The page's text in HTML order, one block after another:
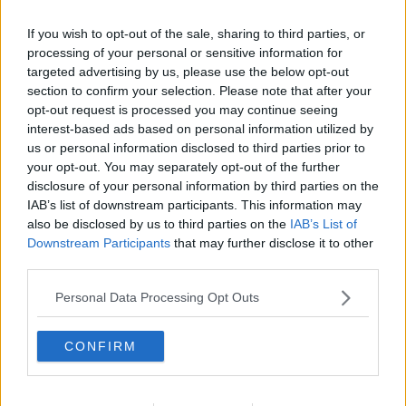
If you wish to opt-out of the sale, sharing to third parties, or
processing of your personal or sensitive information for
targeted advertising by us, please use the below opt-out
section to confirm your selection. Please note that after your
opt-out request is processed you may continue seeing
interest-based ads based on personal information utilized by
us or personal information disclosed to third parties prior to
your opt-out. You may separately opt-out of the further
disclosure of your personal information by third parties on the
IAB’s list of downstream participants. This information may
also be disclosed by us to third parties on the IAB’s List of
Downstream Participants that may further disclose it to other
Personal Data Processing Opt Outs
CONFIRM
che sento dentro, è più una malattia che non ci riesco, che non
capisco proprio… ma dimmi una bugia, che cosa conta se tu sei
solo mia, il resto è una follia come un fantasma, il resto è colpa
mia, colpa mia, e basta ma non andare via, stammi vicino stammi
molto vicino e non andare via neanche con lo sguardo quando mi
siedi accanto…” pochi ne rimangono indifferenti.
Maria Caruso
Se vuoi leggere le notizie principali della Toscana iscriviti alla
Newsletter QUInews - ToscanaMedia.Arriva gratis tutti i giorni
alle 20:00 direttamente nella tua casella di posta.
Basta cliccareQUI
Ti potrebbe interessare anche: